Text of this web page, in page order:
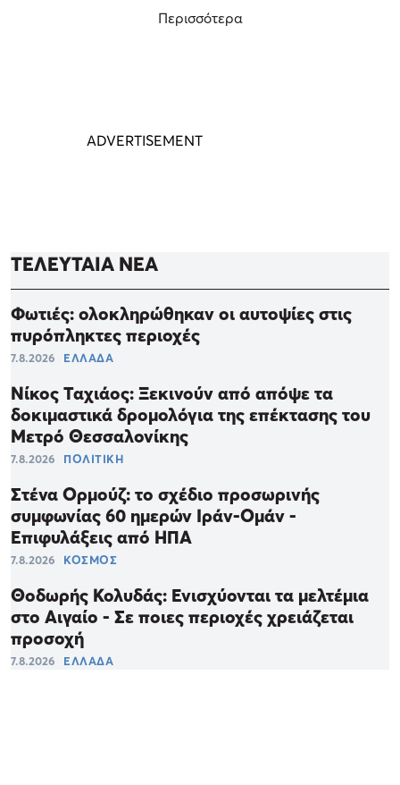
Περισσότερα
ΤΕΛΕΥΤΑΙΑ ΝΕΑ
Φωτιές: ολοκληρώθηκαν οι αυτοψίες στις
πυρόπληκτες περιοχές
7.8.2026 ΕΛΛΑΔΑ
Νίκος Ταχιάος: Ξεκινούν από απόψε τα
δοκιμαστικά δρομολόγια της επέκτασης του
Μετρό Θεσσαλονίκης
7.8.2026 ΠΟΛΙΤΙΚΗ
Στένα Ορμούζ: το σχέδιο προσωρινής
συμφωνίας 60 ημερών Ιράν-Ομάν -
Επιφυλάξεις από ΗΠΑ
7.8.2026 ΚΟΣΜΟΣ
Θοδωρής Κολυδάς: Ενισχύονται τα μελτέμια
στο Αιγαίο - Σε ποιες περιοχές χρειάζεται
προσοχή
7.8.2026 ΕΛΛΑΔΑ